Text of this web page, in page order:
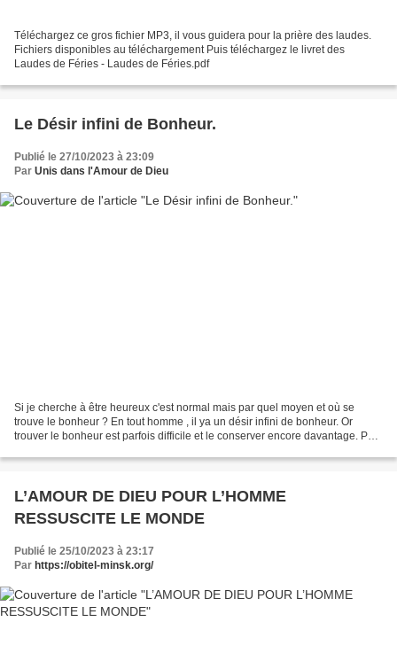
Téléchargez ce gros fichier MP3, il vous guidera pour la prière des laudes.
Fichiers disponibles au téléchargement Puis téléchargez le livret des
Laudes de Féries - Laudes de Féries.pdf
Le Désir infini de Bonheur.
Publié le 27/10/2023 à 23:09
Par Unis dans l'Amour de Dieu
Si je cherche à être heureux c'est normal mais par quel moyen et où se
trouve le bonheur ? En tout homme , il ya un désir infini de bonheur. Or
trouver le bonheur est parfois difficile et le conserver encore davantage. Paul
L’AMOUR DE DIEU POUR L’HOMME
RESSUSCITE LE MONDE
Publié le 25/10/2023 à 23:17
Par https://obitel-minsk.org/